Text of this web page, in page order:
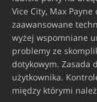
Vice City, Max
zaawansowane
wyżej wspomniane
problemy ze
dotykowym. Zasada
użytkownika.
między którymi